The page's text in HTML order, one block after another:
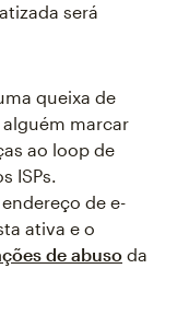
será
queixa de
marcar
ao loop de
ISPs.
de e-
ativa e o
de abuso da